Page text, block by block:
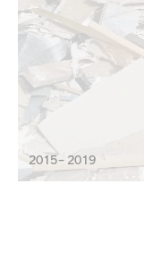
2015 – 2019